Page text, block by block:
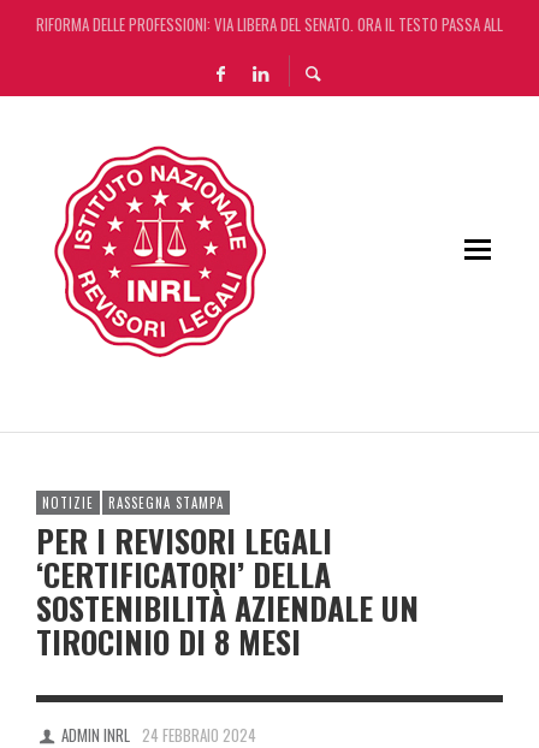
RIFORMA DELLE PROFESSIONI: VIA LIBERA DEL SENATO. ORA IL TESTO PASSA ALLA
DA REGGIO EMILIA ARRIVA LA START UP CHE AUTOMATIZZA LA REVISIONE LEGALE
L’ERRORE CONTABILE NON RILEVANTE NEL BILANCIO “ALLONTANA” LA CONTESTAZIONE
NOTIZIE RASSEGNA STAMPA
PER I REVISORI LEGALI
‘CERTIFICATORI’ DELLA
SOSTENIBILITÀ AZIENDALE UN
TIROCINIO DI 8 MESI
ADMIN INRL 24 FEBBRAIO 2024